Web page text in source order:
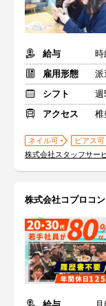
給与
時
雇用形態
派
シフト
週
アクセス
椎
ネイル可 ピアス可
株式会社スタッフサー
株式会社コプロコ